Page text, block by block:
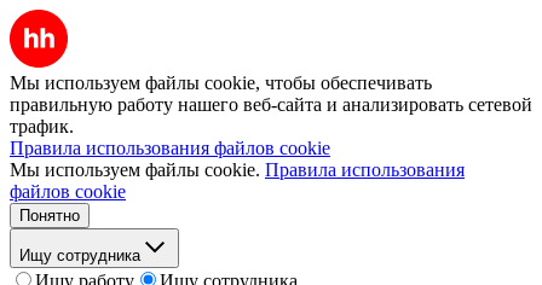
Мы используем файлы cookie, чтобы обеспечивать
правильную работу нашего веб-сайта и анализировать сетевой
трафик.
Правила использования файлов cookie
Мы используем файлы cookie. Правила использования
файлов cookie
Понятно
Ищу сотрудника
Ищу работу
Ищу сотрудника